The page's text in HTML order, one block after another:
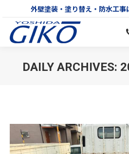
外壁塗装・塗り替え・防水工
DAILY ARCHIVES: